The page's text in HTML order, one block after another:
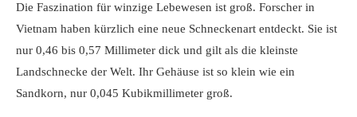
Die Faszination für winzige Lebewesen ist groß. Forscher in
Vietnam haben kürzlich eine neue Schneckenart entdeckt. Sie ist
nur 0,46 bis 0,57 Millimeter dick und gilt als die kleinste
Landschnecke der Welt. Ihr Gehäuse ist so klein wie ein
Sandkorn, nur 0,045 Kubikmillimeter groß.